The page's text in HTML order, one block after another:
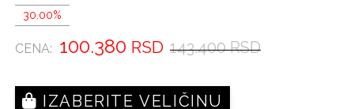
30.00%
CENA: 100.380 RSD 143.400 RSD
IZABERITE VELIČINU